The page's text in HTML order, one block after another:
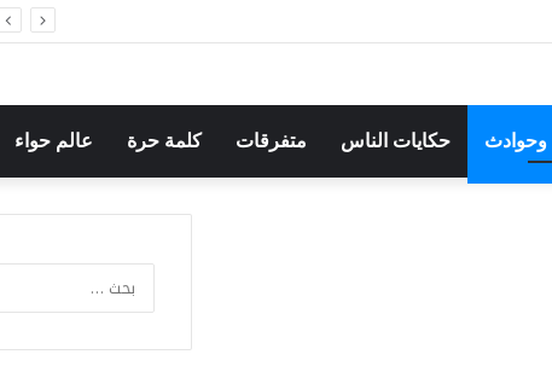
بالموروث الشعبي وصالح الفرزيط في البال
وحوادث حكايات الناس متفرقات كلمة حرة عالم حواء